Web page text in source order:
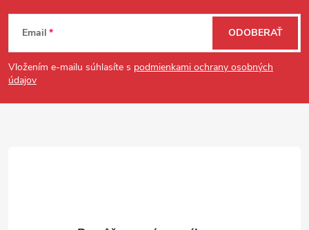
Zápätie
Email
Vložením e-mailu súhlasíte s podmienkami ochrany osobných
údajov
ODOBERAŤ